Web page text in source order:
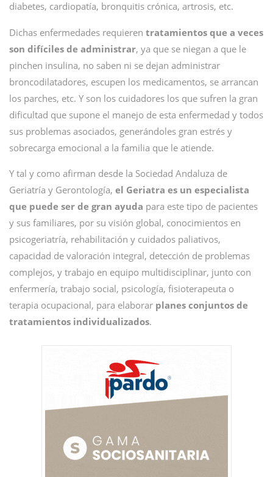
diabetes, cardiopatía, bronquitis crónica, artrosis, etc.
Dichas enfermedades requieren tratamientos que a veces
son difíciles de administrar, ya que se niegan a que le
pinchen insulina, no saben ni se dejan administrar
broncodilatadores, escupen los medicamentos, se arrancan
los parches, etc. Y son los cuidadores los que sufren la gran
dificultad que supone el manejo de esta enfermedad y todos
sus problemas asociados, generándoles gran estrés y
sobrecarga emocional a la familia que le atiende.
Y tal y como afirman desde la Sociedad Andaluza de
Geriatría y Gerontología, el Geriatra es un especialista
que puede ser de gran ayuda para este tipo de pacientes
y sus familiares, por su visión global, conocimientos en
psicogeriatría, rehabilitación y cuidados paliativos,
capacidad de valoración integral, detección de problemas
complejos, y trabajo en equipo multidisciplinar, junto con
enfermería, trabajo social, psicología, fisioterapeuta o
terapia ocupacional, para elaborar planes conjuntos de
tratamientos individualizados.